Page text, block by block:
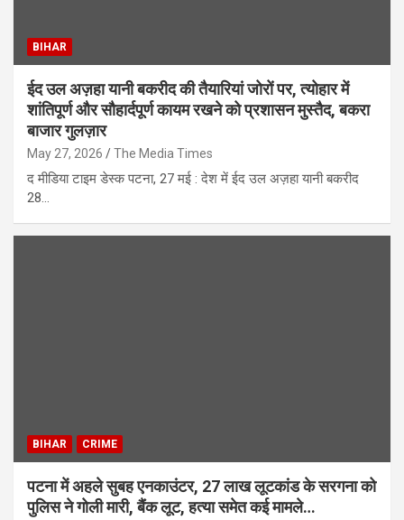
BIHAR
ईद उल अज़हा यानी बकरीद की तैयारियां जोरों पर, त्योहार में
शांतिपूर्ण और सौहार्दपूर्ण कायम रखने को प्रशासन मुस्तैद, बकरा
बाजार गुलज़ार
May 27, 2026 The Media Times
द मीडिया टाइम डेस्क पटना, 27 मई : देश में ईद उल अज़हा यानी बकरीद
28…
BIHAR CRIME
पटना में अहले सुबह एनकाउंटर, 27 लाख लूटकांड के सरगना को
पुलिस ने गोली मारी, बैंक लूट, हत्या समेत कई मामले…